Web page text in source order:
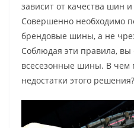
зависит от качества шин и
Совершенно необходимо
брендовые шины, а не
Соблюдая эти правила,
всесезонные шины. В чем
недостатки этого решения?